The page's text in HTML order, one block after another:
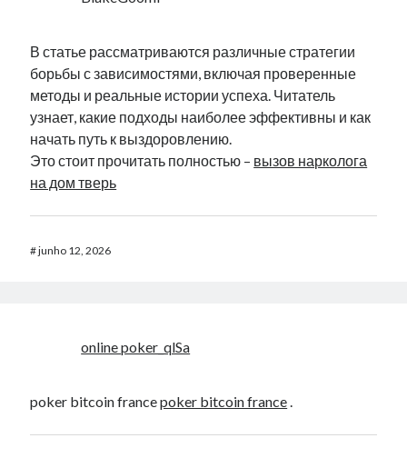
В статье рассматриваются различные стратегии
борьбы с зависимостями, включая проверенные
методы и реальные истории успеха. Читатель
узнает, какие подходы наиболее эффективны и как
начать путь к выздоровлению.
Это стоит прочитать полностью – вызов нарколога
на дом тверь
#junho 12, 2026
online poker_qlSa
poker bitcoin francepoker bitcoin france.